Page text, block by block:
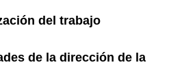
del trabajo
de la dirección de la